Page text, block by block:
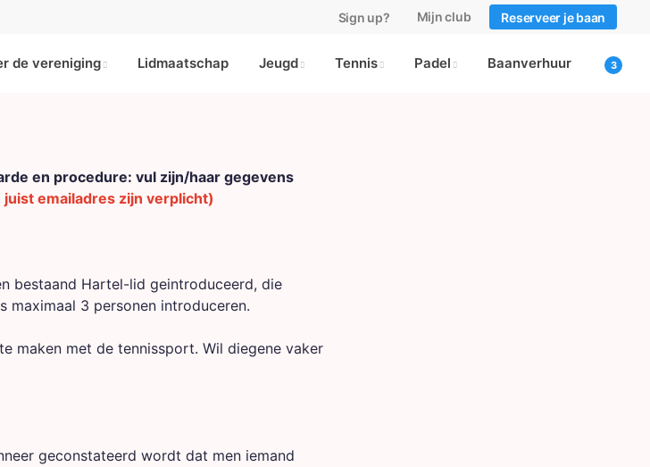
Sign up? Mijn club Reserveer je baan
de vereniging Lidmaatschap Jeugd Tennis Padel Baanverhuur
en procedure: vul zijn/haar gegevens
emailadres zijn verplicht)
bestaand Hartel-lid geintroduceerd, die
maximaal 3 personen introduceren.
maken met de tennissport. Wil diegene vaker
geconstateerd wordt dat men iemand